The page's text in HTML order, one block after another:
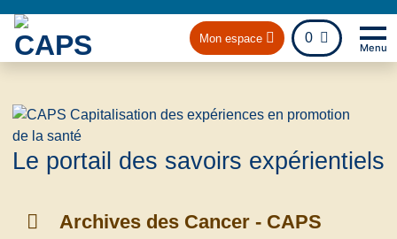
Mon espace 0
fichier
Menu
Le portail des savoirs expérientiels
Archives des Cancer - CAPS